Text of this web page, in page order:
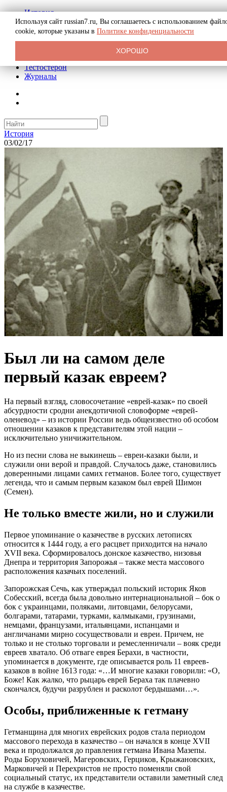
История
Биография
Криминал
Реклама на сайте
Тестостерон
Журналы
История
03/02/17
Был ли на самом деле
первый казак евреем?
На первый взгляд, словосочетание «еврей-казак» по своей
абсурдности сродни анекдотичной словоформе «еврей-
оленевод» – из истории России ведь общеизвестно об особом
отношении казаков к представителям этой нации –
исключительно уничижительном.
Но из песни слова не выкинешь – евреи-казаки были, и
служили они верой и правдой. Случалось даже, становились
доверенными лицами самих гетманов. Более того, существует
легенда, что и самым первым казаком был еврей Шимон
(Семен).
Не только вместе жили, но и служили
Первое упоминание о казачестве в русских летописях
относится к 1444 году, а его расцвет приходится на начало
XVII века. Сформировалось донское казачество, низовья
Днепра и территория Запорожья – также места массового
расположения казачьих поселений.
Запорожская Сечь, как утверждал польский историк Яков
Собесский, всегда была довольно интернациональной – бок о
бок с украинцами, поляками, литовцами, белорусами,
болгарами, татарами, турками, калмыками, грузинами,
немцами, французами, итальянцами, испанцами и
англичанами мирно сосуществовали и евреи. Причем, не
только и не столько торговали и ремесленничали – вояк среди
евреев хватало. Об отваге еврея Берахи, в частности,
упоминается в документе, где описывается роль 11 евреев-
казаков в войне 1613 года: «…И многие казаки говорили: «О,
Боже! Как жалко, что рыцарь еврей Бераха так плачевно
скончался, будучи разрублен и расколот бердышами…».
Особы, приближенные к гетману
Гетманщина для многих еврейских родов стала периодом
массового перехода в казачество – он начался в конце XVII
века и продолжался до правления гетмана Ивана Мазепы.
Роды Боруховичей, Магеровских, Герциков, Крыжановских,
Марковичей и Перехристов не просто поменяли свой
социальный статус, их представители оставили заметный след
на службе в казачестве.
Используя сайт russian7.ru, Вы соглашаетесь с использованием
cookie, которые указаны в Политике конфиденциальности
ХОРОШО